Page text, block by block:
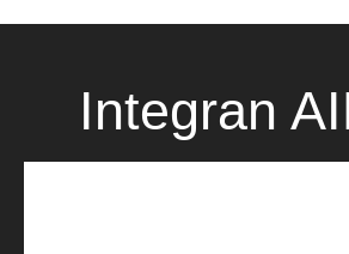
Integran